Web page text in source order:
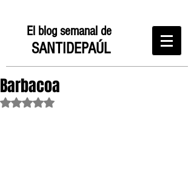
El blog semanal de
SANTIDEPAÚL
Barbacoa
Obtuvo NaN de 5 estrellas.